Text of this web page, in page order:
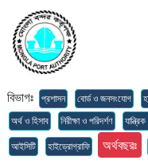
বিভাগঃ প্রশাসন বোর্ড ও জনসংযোগ
অর্থ ও হিসাব
নিরীক্ষা ও পরিদর্শণ
আইসিটি হাইড্রোগ্রাফি অর্থবছরঃ